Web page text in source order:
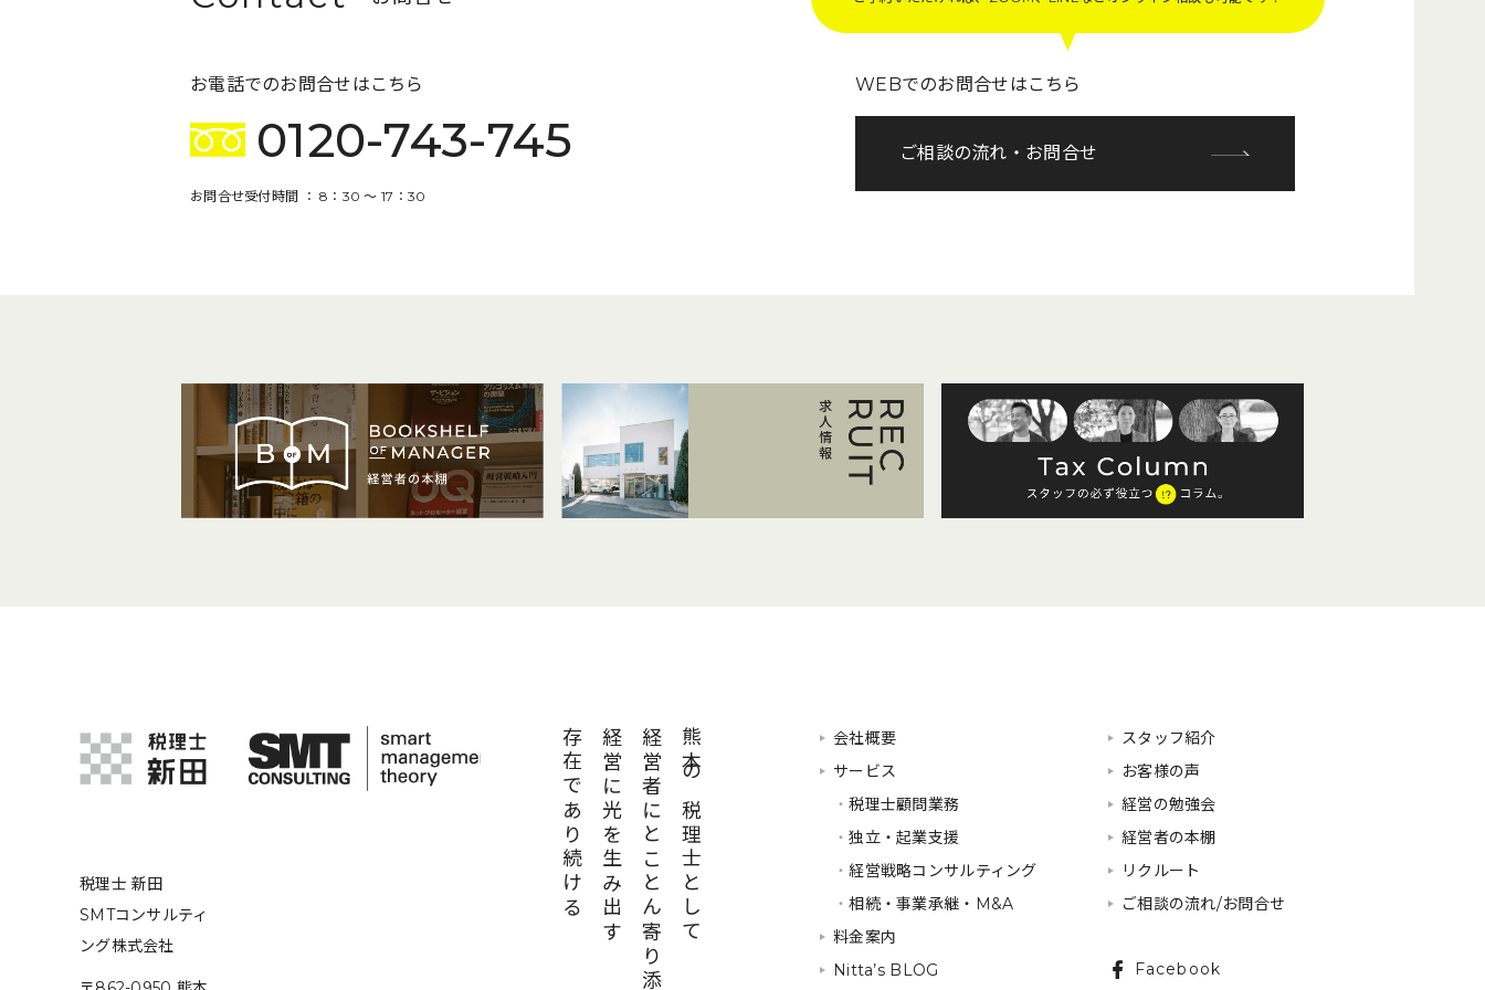
お電話でのお問合せはこちら
0120-743-745
お問合せ受付時間 ： 8：30 〜 17：30
WEBでのお問合せはこちら
ご相談の流れ・お問合せ
熊本の税理士として
経営者にとことん寄り添い
経営に光を生み出す
存在であり続ける
税理士 新田
SMTコンサルティ
ング株式会社
会社概要
サービス
・税理士顧問業務
・独立・起業支援
・経営戦略コンサルティング
・相続・事業承継・M&A
料金案内
Nitta’s BLOG
スタッフ紹介
お客様の声
経営の勉強会
経営者の本棚
リクルート
ご相談の流れ/お問合せ
Facebook